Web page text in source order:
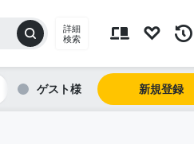
詳細
検索
ゲスト 新規登録